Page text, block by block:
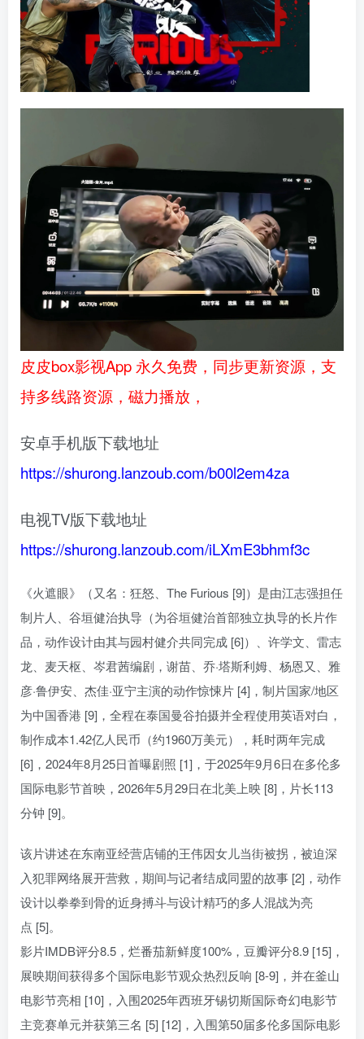
皮皮box影视App 永久免费，同步更新资源，支
持多线路资源，磁力播放，
安卓手机版下载地址
https://shurong.lanzoub.com/b00l2em4za
电视TV版下载地址
https://shurong.lanzoub.com/iLXmE3bhmf3c
《火遮眼》（又名：狂怒、The Furious [9]）是由江志强担任
制片人、谷垣健治执导（为谷垣健治首部独立执导的长片作
品，动作设计由其与园村健介共同完成 [6]）、许学文、雷志
龙、麦天枢、岑君茜编剧，谢苗、乔·塔斯利姆、杨恩又、雅
彦·鲁伊安、杰佳·亚宁主演的动作惊悚片 [4]，制片国家/地区
为中国香港 [9]，全程在泰国曼谷拍摄并全程使用英语对白，
制作成本1.42亿人民币（约1960万美元），耗时两年完成
[6]，2024年8月25日首曝剧照 [1]，于2025年9月6日在多伦多
国际电影节首映，2026年5月29日在北美上映 [8]，片长113
分钟 [9]。
该片讲述在东南亚经营店铺的王伟因女儿当街被拐，被迫深
入犯罪网络展开营救，期间与记者结成同盟的故事 [2]，动作
设计以拳拳到骨的近身搏斗与设计精巧的多人混战为亮
点 [5]。
影片IMDB评分8.5，烂番茄新鲜度100%，豆瓣评分8.9 [15]，
展映期间获得多个国际电影节观众热烈反响 [8-9]，并在釜山
电影节亮相 [10]，入围2025年西班牙锡切斯国际奇幻电影节
主竞赛单元并获第三名 [5] [12]，入围第50届多伦多国际电影